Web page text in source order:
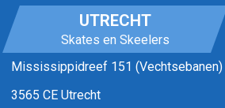
UTRECHT
Skates en Skeelers
Mississippidreef 151 (Vechtsebanen)
3565 CE Utrecht